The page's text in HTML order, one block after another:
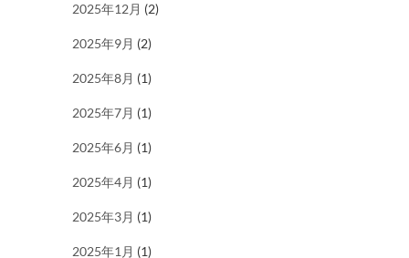
2025年12月 (2)
2025年9月 (2)
2025年8月 (1)
2025年7月 (1)
2025年6月 (1)
2025年4月 (1)
2025年3月 (1)
2025年1月 (1)